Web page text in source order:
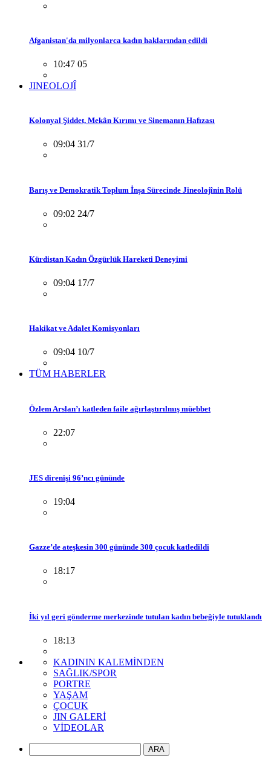
Afganistan'da milyonlarca kadın haklarından edildi
10:47 05
JINEOLOJÎ
Kolonyal Şiddet, Mekân Kırımı ve Sinemanın Hafızası
09:04 31/7
Barış ve Demokratik Toplum İnşa Sürecinde Jineolojînin Rolü
09:02 24/7
Kürdistan Kadın Özgürlük Hareketi Deneyimi
09:04 17/7
Hakikat ve Adalet Komisyonları
09:04 10/7
TÜM HABERLER
Özlem Arslan’ı katleden faile ağırlaştırılmış müebbet
22:07
JES direnişi 96’ncı gününde
19:04
Gazze’de ateşkesin 300 gününde 300 çocuk katledildi
18:17
İki yıl geri gönderme merkezinde tutulan kadın bebeğiyle tutuklandı
18:13
KADININ KALEMİNDEN
SAĞLIK/SPOR
PORTRE
YAŞAM
ÇOCUK
JIN GALERİ
VİDEOLAR
ARA